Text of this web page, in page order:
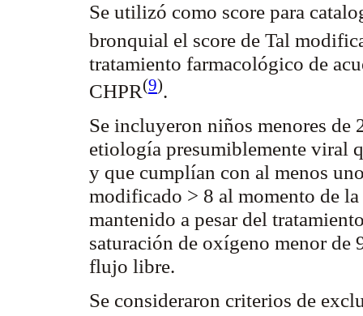
Se utilizó como score para
bronquial el score de Tal
tratamiento farmacológico de
CHPR(9).
Se incluyeron niños menores
etiología presumiblemente viral
y que cumplían con al menos
modificado > 8 al momento de
mantenido a pesar del
saturación de oxígeno menor de
flujo libre.
Se consideraron criterios de